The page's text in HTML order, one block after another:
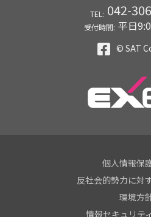
TEL: 042-
受付時間: 平日
© SAT
個人情報保
反社会的勢力に対
環境方
情報セキュリテ